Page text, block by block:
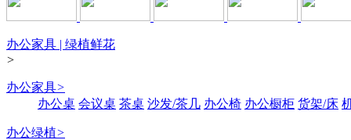
办公家具 | 绿植鲜花
>
办公家具>
办公桌 会议桌 茶桌 沙发/茶几 办公椅 办公橱柜 货架/床
办公绿植>